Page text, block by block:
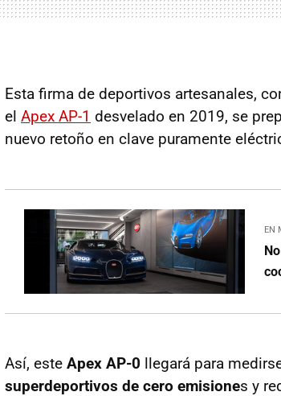
Esta firma de deportivos artesanales,
el Apex AP-1 desvelado en 2019, se
nuevo retoño en clave puramente
EN
Así, este Apex AP-0 llegará para
superdeportivos de cero emisiones y